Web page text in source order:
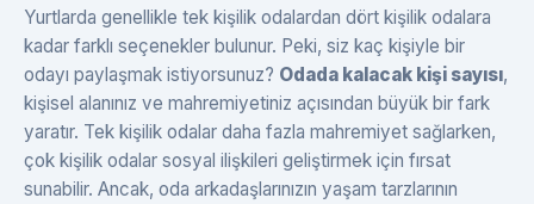
Yurtlarda genellikle tek kişilik odalardan dört kişilik odalara
kadar farklı seçenekler bulunur. Peki, siz kaç kişiyle bir
odayı paylaşmak istiyorsunuz? Odada kalacak kişi sayısı,
kişisel alanınız ve mahremiyetiniz açısından büyük bir fark
yaratır. Tek kişilik odalar daha fazla mahremiyet sağlarken,
çok kişilik odalar sosyal ilişkileri geliştirmek için fırsat
sunabilir. Ancak, oda arkadaşlarınızın yaşam tarzlarının